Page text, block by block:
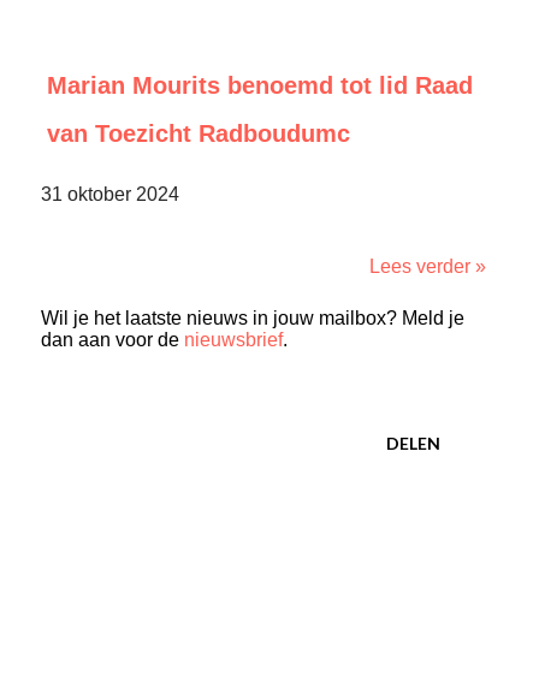
Marian Mourits benoemd tot lid Raad
van Toezicht Radboudumc
31 oktober 2024
Lees verder »
Wil je het laatste nieuws in jouw mailbox? Meld je
dan aan voor de nieuwsbrief.
DELEN